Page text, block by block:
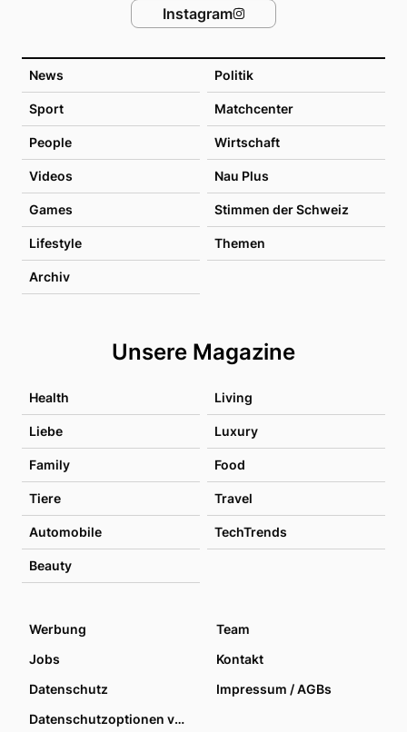
News Politik
Sport Matchcenter
People Wirtschaft
Videos Nau Plus
Games Stimmen der Schweiz
Lifestyle Themen
Archiv
Unsere Magazine
Health Living
Liebe Luxury
Family Food
Tiere Travel
Automobile TechTrends
Beauty
Instagram
Werbung
Team
Jobs
Kontakt
Datenschutz
Impressum / AGBs
Datenschutzoptionen verwalten